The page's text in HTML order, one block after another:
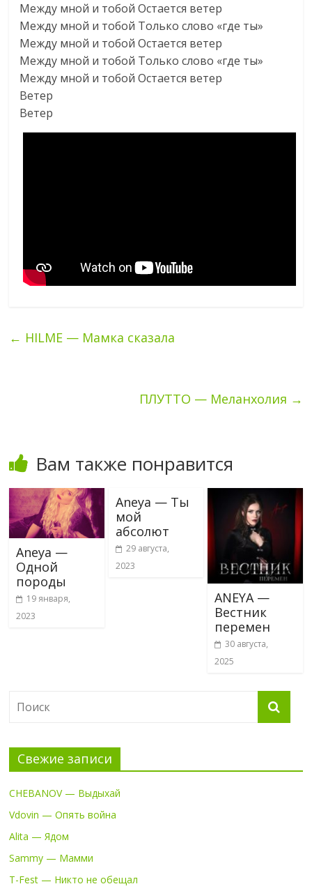
Между мной и тобой Остается ветер
Между мной и тобой Только слово «где ты»
Между мной и тобой Остается ветер
Между мной и тобой Только слово «где ты»
Между мной и тобой Остается ветер
Ветер
Ветер
← HILME — Мамка сказала
ПЛУТТО — Меланхолия →
Вам также понравится
Aneya —
Одной
породы
19 января,
2023
Aneya — Ты
мой
абсолют
29 августа,
2023
ANEYA —
Вестник
перемен
30 августа,
2025
Свежие записи
CHEBANOV — Выдыхай
Vdovin — Опять война
Alita — Ядом
Sammy — Мамми
T-Fest — Никто не обещал